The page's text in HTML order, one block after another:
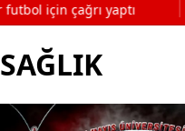
20:14
SAĞLIK